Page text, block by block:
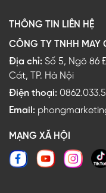
THÔNG TIN LIÊN HỆ
CÔNG TY TNHH MAY
Địa chỉ: Số 5, Ngõ 86
Cát, TP. Hà Nội
Điện thoại:
Email:
MẠNG XÃ HỘI